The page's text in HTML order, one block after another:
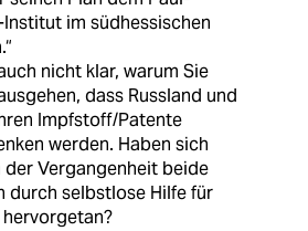
im südhessischen
nicht klar, warum Sie
dass Russland und
Impfstoff/Patente
werden. Haben sich
der Vergangenheit beide
durch selbstlose Hilfe für